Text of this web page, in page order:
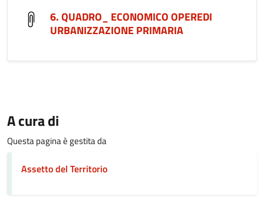
6. QUADRO_ ECONOMICO OPEREDI
URBANIZZAZIONE PRIMARIA
A cura di
Questa pagina è gestita da
Assetto del Territorio